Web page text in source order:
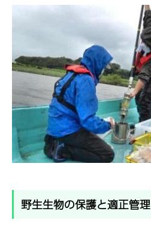
野生生物の保護と適正管理